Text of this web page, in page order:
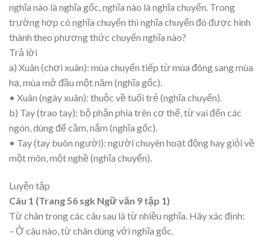
nghĩa nào là nghĩa gốc, nghĩa nào là nghĩa chuyển. Trong
trường hợp có nghĩa chuyển thì nghĩa chuyển đó được hình
thành theo phương thức chuyển nghĩa nào?
Trả lời
a) Xuân (chơi xuân): mùa chuyển tiếp từ mùa đông sang mùa
hạ, mùa mở đầu một năm (nghĩa gốc).
• Xuân (ngày xuân): thuộc về tuổi trẻ (nghĩa chuyển).
b) Tay (trao tay): bộ phận phía trên cơ thể, từ vai đến các
ngón, dùng để cầm, nắm (nghĩa gốc).
• Tay (tay buôn người): người chuyên hoạt động hay giỏi về
một môn, một nghề (nghĩa chuyển).
Luyện tập
Câu 1 (Trang 56 sgk Ngữ văn 9 tập 1)
Từ chân trong các câu sau là từ nhiều nghĩa. Hãy xác định:
– Ở câu nào, từ chân dùng với nghĩa gốc.